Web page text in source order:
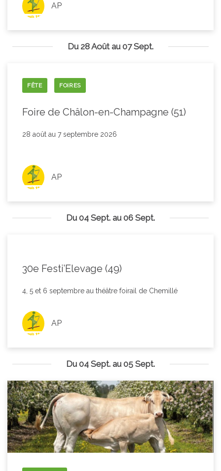
AP
Du 28 Août au 07 Sept.
FÊTE FOIRES
Foire de Châlon-en-Champagne (51)
28 août au 7 septembre 2026
AP
Du 04 Sept. au 06 Sept.
30e Festi’Elevage (49)
4, 5 et 6 septembre au théâtre foirail de Chemillé
AP
Du 04 Sept. au 05 Sept.